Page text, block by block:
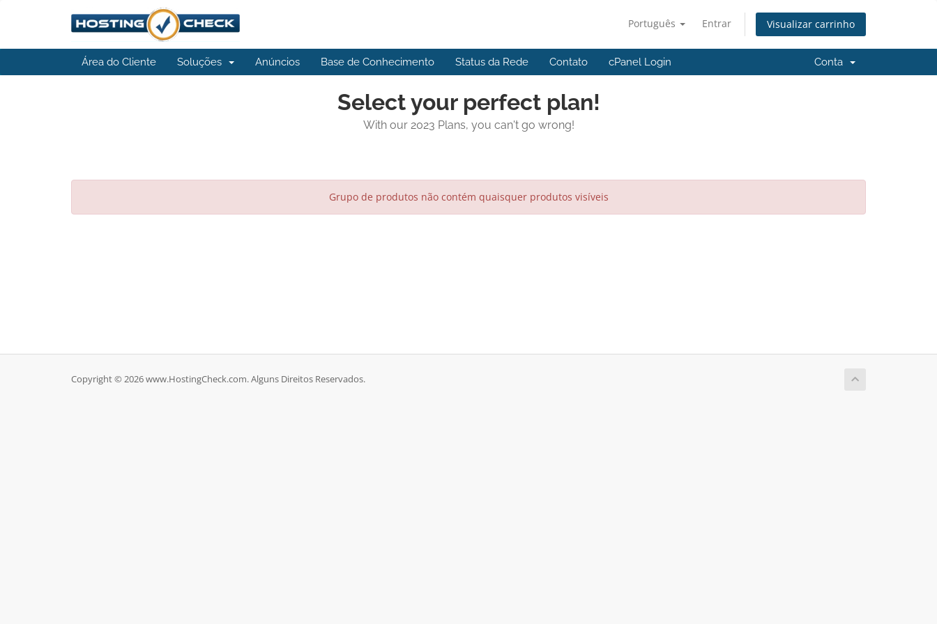
Português Entrar Visualizar carrinho
Área do Cliente Soluções Anúncios Base de Conhecimento Status da Rede Contato cPanel Login Conta
Select your perfect plan!
With our 2023 Plans, you can't go wrong!
Grupo de produtos não contém quaisquer produtos visíveis
Copyright © 2026 www.HostingCheck.com. Alguns Direitos Reservados.